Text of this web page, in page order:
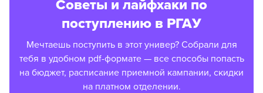
Советы и лайфхаки по
поступлению в РГАУ
Мечтаешь поступить в этот универ? Собрали для
тебя в удобном pdf-формате — все способы попасть
на бюджет, расписание приемной кампании, скидки
на платном отделении.